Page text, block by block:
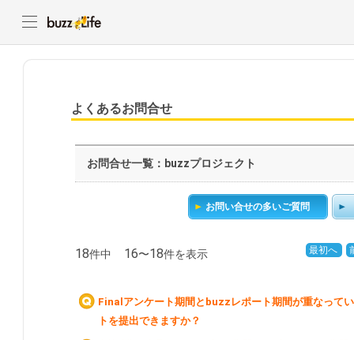
よくあるお問合せ
お問合せ一覧：buzzプロジェクト
お問い合せの多いご質問
18件中 16〜18件を表示 最初へ
Finalアンケート期間とbuzzレポート期間が重なって
トを提出できますか？